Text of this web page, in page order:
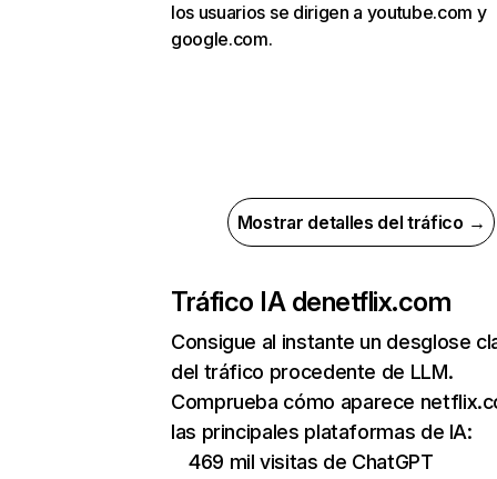
los usuarios se dirigen a youtube.com y
google.com.
Mostrar detalles del tráfico →
Tráfico IA denetflix.com
Consigue al instante un desglose
del tráfico procedente de LLM.
Comprueba cómo aparece
las principales plataformas de IA:
469 mil visitas de ChatGPT